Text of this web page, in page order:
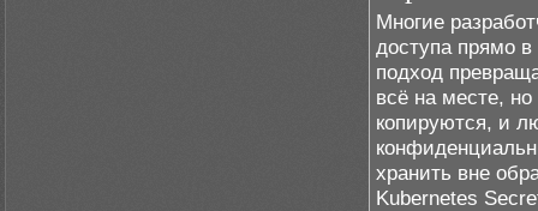
Многие
доступа прямо
подход
всё на месте,
копируются, и
хранить вне
Kubernetes